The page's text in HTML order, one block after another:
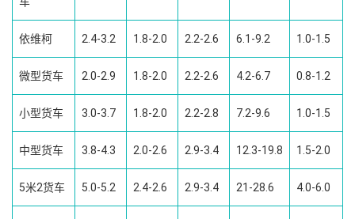
依维柯 2.4-3.2 1.8-2.0 2.2-2.6 6.1-9.2 1.0-1.5
微型货车 2.0-2.9 1.8-2.0 2.2-2.6 4.2-6.7 0.8-1.2
小型货车 3.0-3.7 1.8-2.0 2.2-2.8 7.2-9.6 1.0-1.5
中型货车 3.8-4.3 2.0-2.6 2.9-3.4 12.3-19.8 1.5-2.0
5米2货车 5.0-5.2 2.4-2.6 2.9-3.4 21-28.6 4.0-6.0